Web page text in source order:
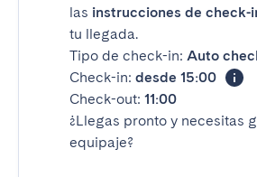
las instrucciones de check-
tu llegada.
Tipo de check-in: Auto
Check-in: desde 15:00
Check-out: 11:00
¿Llegas pronto y necesitas
equipaje?